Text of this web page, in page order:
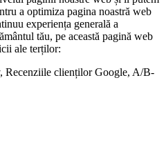
a optimiza pagina noastră web
experiența generală a
tău, pe această pagină web
ale terților:
Recenziile clienților Google, A/B-